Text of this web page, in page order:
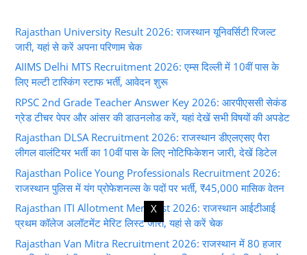
Rajasthan University Result 2026: राजस्थान यूनिवर्सिटी रिजल्ट
जारी, यहां से करें अपना परिणाम चेक
AIIMS Delhi MTS Recruitment 2026: एम्स दिल्ली में 10वीं पास के
लिए मल्टी टास्किंग स्टाफ भर्ती, आवेदन शुरू
RPSC 2nd Grade Teacher Answer Key 2026: आरपीएससी सेकंड
ग्रेड टीचर पेपर और आंसर की डाउनलोड करें, यहां देखें सभी विषयों की अपडेट
Rajasthan DLSA Recruitment 2026: राजस्थान डीएलएसए पैरा
लीगल वालंटियर भर्ती का 10वीं पास के लिए नोटिफिकेशन जारी, देखें डिटेल
Rajasthan Police Young Professionals Recruitment 2026:
राजस्थान पुलिस में यंग प्रोफेशनल्स के पदों पर भर्ती, ₹45,000 मासिक वेतन
Rajasthan ITI Allotment Merit List 2026: राजस्थान आईटीआई
प्रथम कॉलेज अलॉटमेंट मेरिट लिस्ट जारी, यहां से करें चेक
Rajasthan Van Mitra Recruitment 2026: राजस्थान में 80 हजार
X